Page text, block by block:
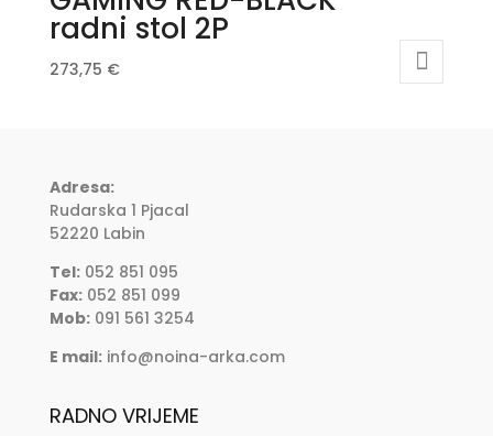
radni stol 2P
273,75 €
Adresa:
Rudarska 1 Pjacal
52220 Labin
Tel:052 851 095
Fax:052 851 099
Mob:091 561 3254
E mail: info@noina-arka.com
RADNO VRIJEME